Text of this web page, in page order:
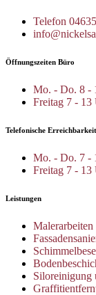
Telefon
Öffnungszeiten Büro
Mo. - Do. 8 -
Freitag 7 - 13
Telefonische Erreichbarkeit
Mo. - Do. 7 -
Freitag 7 - 13
Leistungen
Malerarbeiten
Siloreinigung